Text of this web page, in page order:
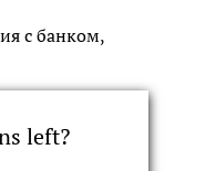
с банком,
left?